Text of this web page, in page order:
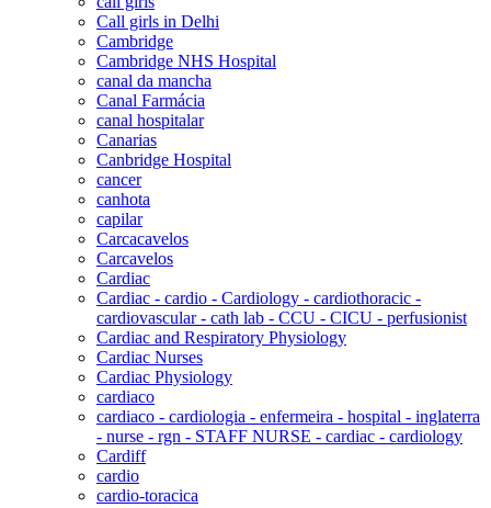
Call girls in Delhi
Cambridge
Cambridge NHS Hospital
canal da mancha
Canal Farmácia
canal hospitalar
Canarias
Canbridge Hospital
cancer
canhota
capilar
Carcacavelos
Carcavelos
Cardiac
Cardiac - cardio - Cardiology - cardiothoracic -
cardiovascular - cath lab - CCU - CICU - perfusionist
Cardiac and Respiratory Physiology
Cardiac Nurses
Cardiac Physiology
cardiaco
cardiaco - cardiologia - enfermeira - hospital - inglaterra
- nurse - rgn - STAFF NURSE - cardiac - cardiology
Cardiff
cardio
cardio-toracica